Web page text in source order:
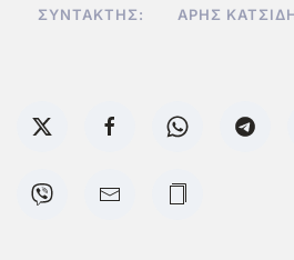
ΣΥΝΤΆΚΤΗΣ: ΆΡΗΣ